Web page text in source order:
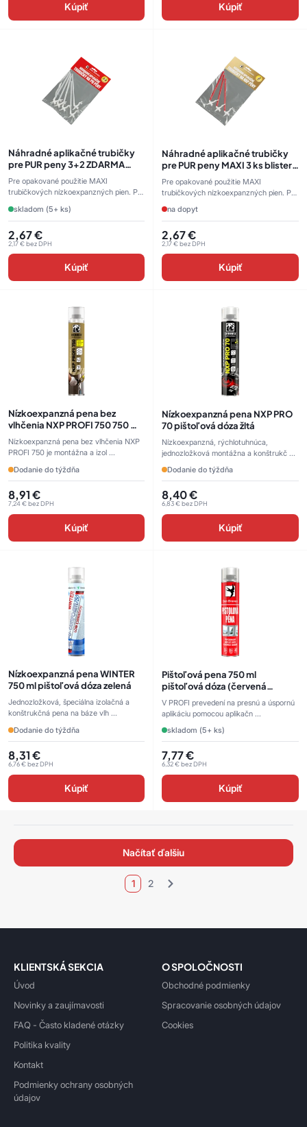
Kúpiť Kúpiť
Náhradné aplikačné trubičky
pre PUR peny 3+2 ZDARMA
blister transparentná
Pre opakované použitie MAXI
trubičkových nízkoexpanzných pien. P
skladom (5+ ks)
2,67€
2,17€bez DPH
Kúpiť
Náhradné aplikačné trubičky
pre PUR peny MAXI 3 ks blister
červená
Pre opakované použitie MAXI
trubičkových nízkoexpanzných pien. P
na dopyt
2,67€
2,17€bez DPH
Kúpiť
Nízkoexpanzná pena bez
vlhčenia NXP PROFI 750 750 ml
pištoľová dóza svetlo modrá
Nízkoexpanzná pena bez vlhčenia NXP
PROFI 750 je montážna a izol ...
Dodanie do týždňa
8,91€
7,24 €bez DPH
Kúpiť
Nízkoexpanzná pena NXP PRO
70 pištoľová dóza žltá
Nízkoexpanzná, rýchlotuhnúca,
jednozložková montážna a konštrukč ...
Dodanie do týždňa
8,40€
6,83€bez DPH
Kúpiť
Nízkoexpanzná pena WINTER
750 ml pištoľová dóza zelená
Jednozložková, špeciálna izolačná a
konštrukčná pena na báze vlh ...
Dodanie do týždňa
8,31€
6,76€bez DPH
Kúpiť
Pištoľová pena 750 ml
pištoľová dóza (červená
plechovka) žltá
V PROFI prevedení na presnú a úspornú
aplikáciu pomocou aplikačn ...
skladom (5+ ks)
7,77€
6,32€bez DPH
Kúpiť
načítať ďalšiu
1 2
KLIENTSKÁ SEKCIA
Úvod
Novinky a zaujímavosti
FAQ - Často kladené otázky
Politika kvality
Kontakt
Podmienky ochrany osobných
údajov
O SPOLOČNOSTI
Obchodné podmienky
Spracovanie osobných údajov
Cookies